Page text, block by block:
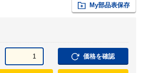
My部品表保存
価格を確認